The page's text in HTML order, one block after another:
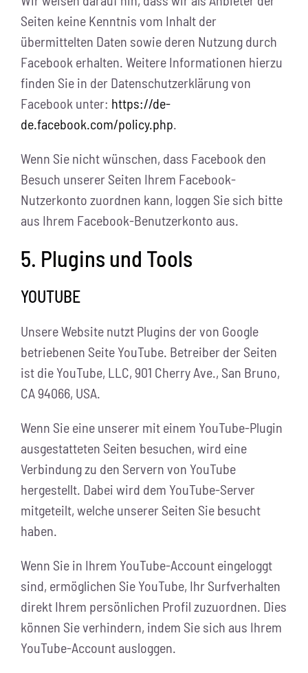
Seiten keine Kenntnis vom Inhalt der
übermittelten Daten sowie deren Nutzung durch
Facebook erhalten. Weitere Informationen hierzu
finden Sie in der Datenschutzerklärung von
Facebook unter: https://de-
de.facebook.com/policy.php
Wenn Sie nicht wünschen, dass Facebook den
Besuch unserer Seiten Ihrem Facebook-
Nutzerkonto zuordnen kann, loggen Sie sich bitte
aus Ihrem Facebook-Benutzerkonto aus.
5. Plugins und Tools
YOUTUBE
Unsere Website nutzt Plugins der von Google
betriebenen Seite YouTube. Betreiber der Seiten
ist die YouTube, LLC, 901 Cherry Ave., San Bruno,
CA 94066, USA.
Wenn Sie eine unserer mit einem YouTube-Plugin
ausgestatteten Seiten besuchen, wird eine
Verbindung zu den Servern von YouTube
hergestellt. Dabei wird dem YouTube-Server
mitgeteilt, welche unserer Seiten Sie besucht
haben.
Wenn Sie in Ihrem YouTube-Account eingeloggt
sind, ermöglichen Sie YouTube, Ihr Surfverhalten
direkt Ihrem persönlichen Profil zuzuordnen. Dies
können Sie verhindern, indem Sie sich aus Ihrem
YouTube-Account ausloggen.